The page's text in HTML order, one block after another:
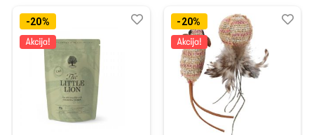
-20%
Dodaj
Uporedi-20%